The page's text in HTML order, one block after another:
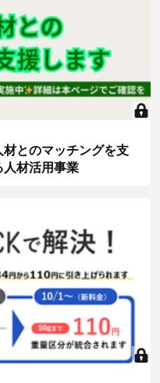
とのマッチングを支
人材活用事業